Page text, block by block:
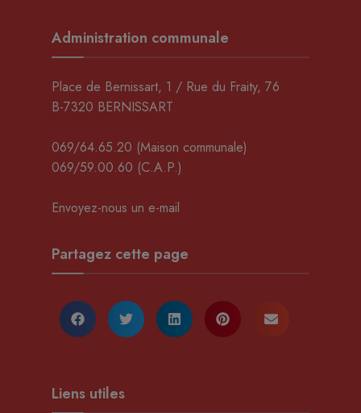
Administration communale
Place de Bernissart, 1 / Rue du Fraity, 76
B-7320 BERNISSART
069/64.65.20 (Maison communale)
069/59.00.60 (C.A.P.)
Envoyez-nous un e-mail
Partagez cette page
Liens utiles